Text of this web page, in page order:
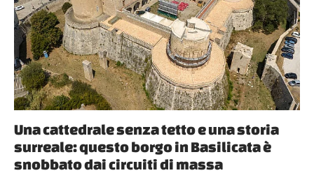
Una cattedrale senza tetto e una storia
surreale: questo borgo in Basilicata è
snobbato dai circuiti di massa